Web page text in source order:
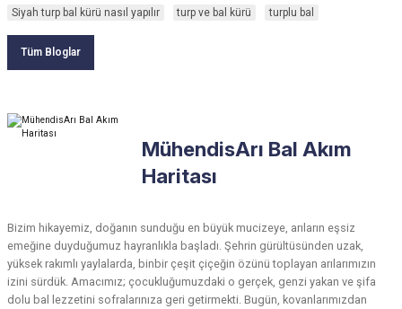
Siyah turp bal kürü nasıl yapılır turp ve bal kürü turplu bal
Tüm Bloglar
MühendisArı Bal Akım
Haritası
Bizim hikayemiz, doğanın sunduğu en büyük mucizeye, arıların eşsiz
emeğine duyduğumuz hayranlıkla başladı. Şehrin gürültüsünden uzak,
yüksek rakımlı yaylalarda, binbir çeşit çiçeğin özünü toplayan arılarımızın
izini sürdük. Amacımız; çocukluğumuzdaki o gerçek, genzi yakan ve şifa
dolu bal lezzetini sofralarınıza geri getirmekti. Bugün, kovanlarımızdan